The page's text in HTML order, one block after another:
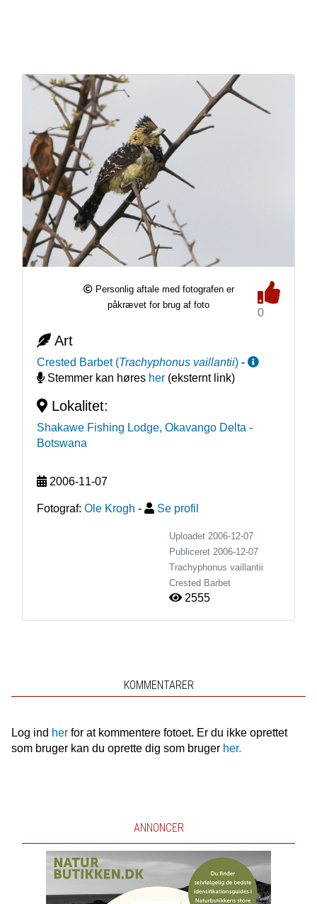
Personlig aftale med fotografen er
påkrævet for brug af foto
0
Art
Crested Barbet (Trachyphonus vaillantii) -
Stemmer kan høres her(eksternt link)
Lokalitet:
Shakawe Fishing Lodge, Okavango Delta -
Botswana
2006-11-07
Fotograf: Ole Krogh - Se profil
Uploadet 2006-12-07
Publiceret 2006-12-07
Trachyphonus vaillantii
Crested Barbet
2555
KOMMENTARER
Log ind herfor at kommentere fotoet. Er du ikke oprettet
som bruger kan du oprette dig som bruger her.
ANNONCER